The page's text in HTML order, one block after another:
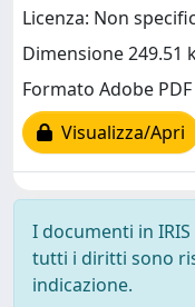
Licenza: Non
Dimensione 249.51
Formato Adobe PDF
Visualizza/Apri
I documenti in
tutti i diritti sono
indicazione.